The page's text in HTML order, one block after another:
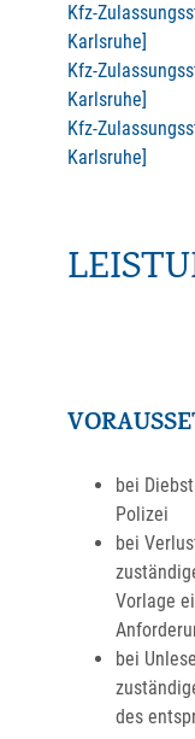
Kfz-
Karlsruhe]
Kfz-
Karlsruhe]
Kfz-
Karlsruhe]
bei
Polizei
bei
Vorlage
bei
des